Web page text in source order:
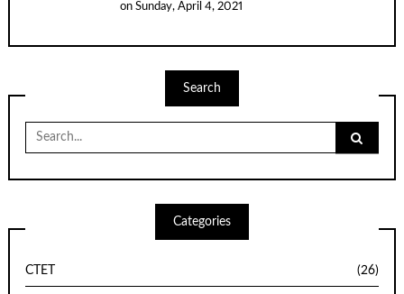
onSunday, April 4, 2021
Search
Search
for:
Categories
CTET (26)